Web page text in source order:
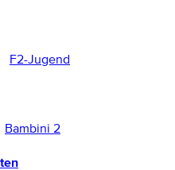
F2-Jugend
Bambini 2